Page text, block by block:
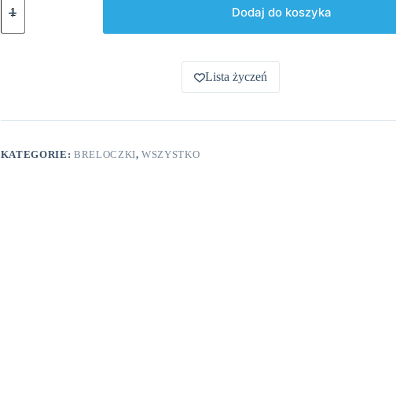
Czarny
Brelok
Dodaj do koszyka
Lista życzeń
KATEGORIE: BRELOCZKI,WSZYSTKO